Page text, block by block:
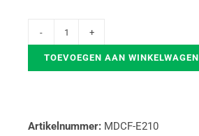
TOEVOEGEN AAN WINKELWAGEN
Artikelnummer: MDCF-E210